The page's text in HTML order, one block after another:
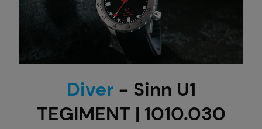
Diver - Sinn U1
TEGIMENT | 1010.030